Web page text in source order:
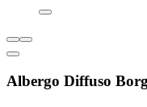
Albergo Diffuso